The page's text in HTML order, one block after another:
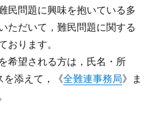
民問題に興味を抱いている多
ただいて，難民問題に関する
おります。
希望される方は，氏名・所
を添えて，《全難連事務局》ま